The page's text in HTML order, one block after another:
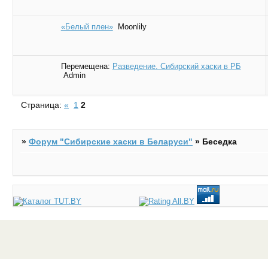
«Белый плен» Moonlily
Перемещена: Разведение. Сибирский хаски в РБ
Admin
Страница:« 1 2
»Форум "Cибирские хаски в Беларуси" » Беседка